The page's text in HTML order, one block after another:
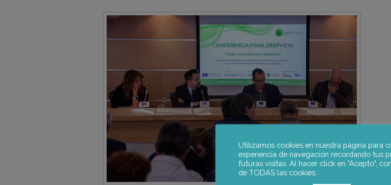
Utilizamos cookies en nuestra página para
experiencia de navegación recordando tus
futuras visitas. Al hacer click en "Acepto",
de TODAS las cookies.